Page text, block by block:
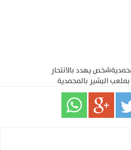
شخص يهدد بالانتحار
البشير بالمحمدية